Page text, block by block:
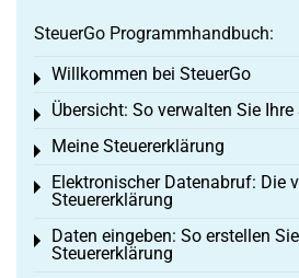
SteuerGo Programmhandbuch:
Willkommen bei SteuerGo
Toggle menu
Übersicht: So verwalten Sie
Toggle menu
Meine Steuererklärung
Toggle menu
Elektronischer Datenabruf: Die
Steuererklärung
Toggle menu
Daten eingeben: So erstellen
Steuererklärung
Toggle menu